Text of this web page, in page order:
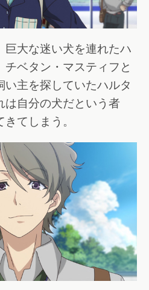
巨大な迷い犬を連れたハ
チベタン・マスティフと
い主を探していたハルタ
は自分の犬だという者
てしまう。